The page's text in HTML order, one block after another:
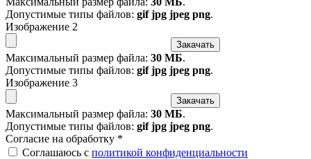
Допустимые типы файлов: gif jpg jpeg png.
Изображение 2
Закачать
Максимальный размер файла: 30 МБ.
Допустимые типы файлов: gif jpg jpeg png.
Изображение 3
Закачать
Максимальный размер файла: 30 МБ.
Допустимые типы файлов: gif jpg jpeg png.
Согласие на обработку *
Соглашаюсь с политикой конфиденциальности